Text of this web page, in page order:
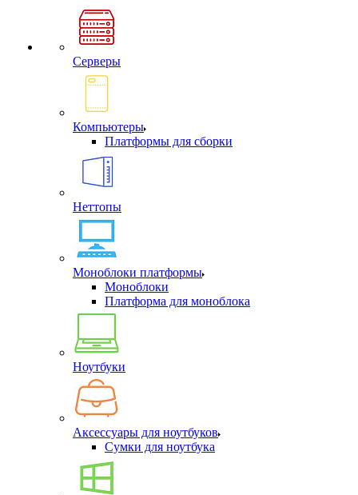
Серверы
Компьютеры
Платформы для сборки
Неттопы
Моноблоки платформы
Моноблоки
Платформа для моноблока
Ноутбуки
Аксессуары для ноутбуков
Сумки для ноутбука